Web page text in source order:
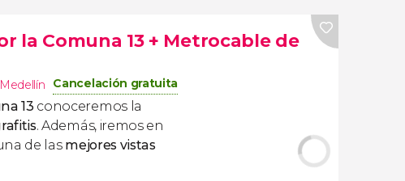
la Comuna 13 + Metrocable de
Medellín Cancelación gratuita
13conoceremos la
. Además, iremos en
de las mejores vistas